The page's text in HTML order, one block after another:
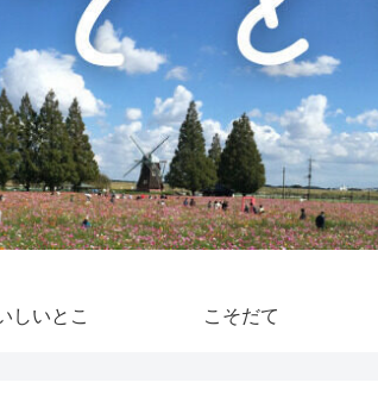
しいとこ こそだて